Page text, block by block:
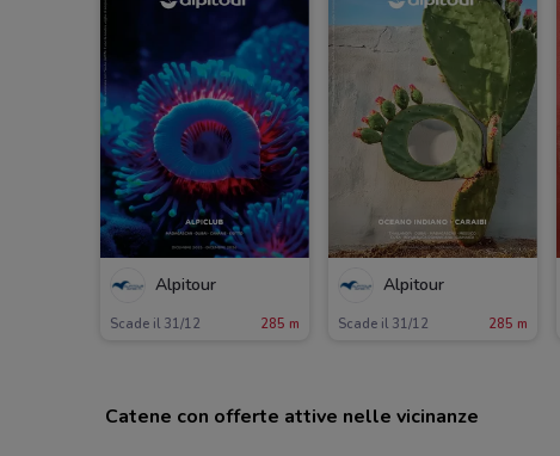
Alpitour
Scade il 31/12 285 m
Alpitour
Scade il 31/12 285 m
Catene con offerte attive nelle vicinanze